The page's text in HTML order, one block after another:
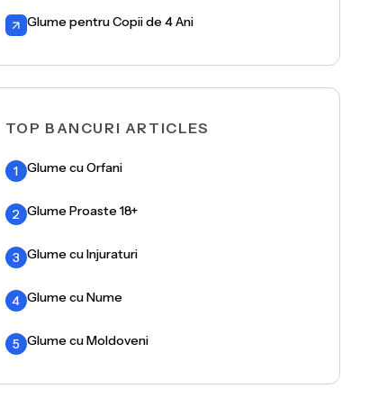
Glume pentru Copii de 4 Ani
TOP BANCURI ARTICLES
1 Glume cu Orfani
2 Glume Proaste 18+
3 Glume cu Injuraturi
4 Glume cu Nume
5 Glume cu Moldoveni